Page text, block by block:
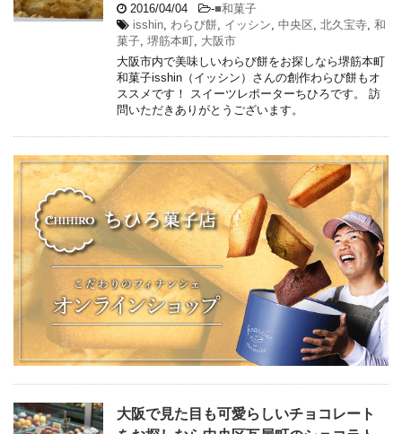
2016/04/04 -■和菓子
isshin わらび餅 イッシン 中央区 北久宝寺 和
菓子 堺筋本町 大阪市
大阪市内で美味しいわらび餅をお探しなら堺筋本町
和菓子isshin（イッシン）さんの創作わらび餅もオ
ススメです！ スイーツレポーターちひろです。 訪
問いただきありがとうございます。
大阪で見た目も可愛らしいチョコレート